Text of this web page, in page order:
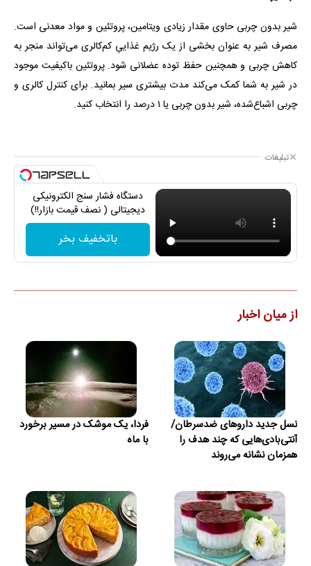
شیر بدون چربی حاوی مقدار زیادی ویتامین، پروتئین و مواد معدنی است.
مصرف شیر به عنوان بخشی از یک رژیم غذاییِ کم‌کالری می‌تواند منجر به
کاهش چربی و همچنین حفظ توده عضلانی شود. پروتئین باکیفیت موجود
در شیر به شما کمک می‌کند مدت بیشتری سیر بمانید. برای کنترل کالری و
چربی اشباع‌شده، شیر بدون چربی یا ۱ درصد را انتخاب کنید.
تبلیغات
دستگاه فشار سنج الکترونیکی
دیجیتالی ( نصف قیمت بازار!!)
باتخفیف بخر
از میان اخبار
نسل جدید داروهای ضدسرطان/
آنتی‌بادی‌هایی که چند هدف را
همزمان نشانه می‌روند
فردا، یک موشک در مسیر برخورد
با ماه